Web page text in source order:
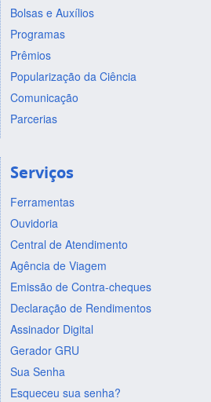
Bolsas e Auxílios
Programas
Prêmios
Popularização da Ciência
Comunicação
Parcerias
Serviços
Ferramentas
Ouvidoria
Central de Atendimento
Agência de Viagem
Emissão de Contra-cheques
Declaração de Rendimentos
Assinador Digital
Gerador GRU
Sua Senha
Esqueceu sua senha?